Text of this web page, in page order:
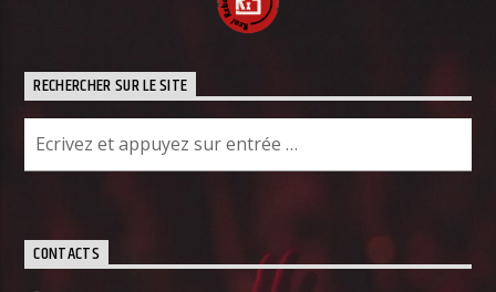
RECHERCHER SUR LE SITE
CONTACTS